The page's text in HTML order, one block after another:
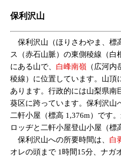
保利沢山
保利沢山（ほりさわやま、標
ス（赤石山脈）の東側稜線（白
にある山で、 白峰南嶺 （広河
稜線）に位置しています。山頂
あります。行政的には山梨県南
葵区に跨っています。保利沢山
二軒小屋（標高 1,376m）です
ロッヂと二軒小屋登山小屋（標
保利沢山への所要時間は、 白
オレの頭まで 1時間15分、ナガ